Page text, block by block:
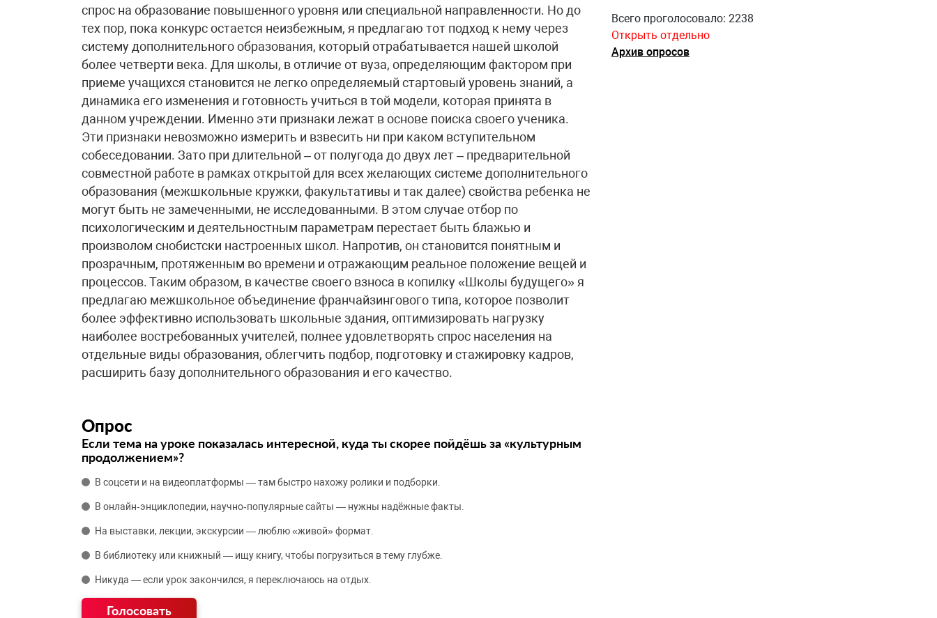
спрос на образование повышенного уровня или специальной направленности. Но до
тех пор, пока конкурс остается неизбежным, я предлагаю тот подход к нему через
систему дополнительного образования, который отрабатывается нашей школой
более четверти века. Для школы, в отличие от вуза, определяющим фактором при
приеме учащихся становится не легко определяемый стартовый уровень знаний, а
динамика его изменения и готовность учиться в той модели, которая принята в
данном учреждении. Именно эти признаки лежат в основе поиска своего ученика.
Эти признаки невозможно измерить и взвесить ни при каком вступительном
собеседовании. Зато при длительной – от полугода до двух лет – предварительной
совместной работе в рамках открытой для всех желающих системе дополнительного
образования (межшкольные кружки, факультативы и так далее) свойства ребенка не
могут быть не замеченными, не исследованными. В этом случае отбор по
психологическим и деятельностным параметрам перестает быть блажью и
произволом снобистски настроенных школ. Напротив, он становится понятным и
прозрачным, протяженным во времени и отражающим реальное положение вещей и
процессов. Таким образом, в качестве своего взноса в копилку «Школы будущего» я
предлагаю межшкольное объединение франчайзингового типа, которое позволит
более эффективно использовать школьные здания, оптимизировать нагрузку
наиболее востребованных учителей, полнее удовлетворять спрос населения на
отдельные виды образования, облегчить подбор, подготовку и стажировку кадров,
расширить базу дополнительного образования и его качество.
Опрос
Если тема на уроке показалась интересной, куда ты скорее пойдёшь за «культурным
продолжением»?
В соцсети и на видеоплатформы — там быстро нахожу ролики и подборки.
В онлайн‑энциклопедии, научно‑популярные сайты — нужны надёжные факты.
На выставки, лекции, экскурсии — люблю «живой» формат.
В библиотеку или книжный — ищу книгу, чтобы погрузиться в тему глубже.
Никуда — если урок закончился, я переключаюсь на отдых.
Всего проголосовало: 2238
Открыть отдельно
Архив опросов